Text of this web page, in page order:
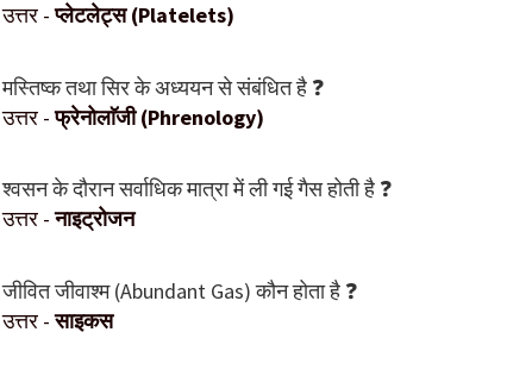
उत्तर -प्लेटलेट्स (Platelets)
मस्तिष्क तथा सिर के अध्ययन से संबंधित है ❓
उत्तर -फ्रेनोलाॅजी (Phrenology)
श्वसन के दौरान सर्वाधिक मात्रा में ली गई गैस होती है ❓
उत्तर -नाइट्रोजन
जीवित जीवाश्म (Abundant Gas) कौन होता है ❓
उत्तर -साइकस